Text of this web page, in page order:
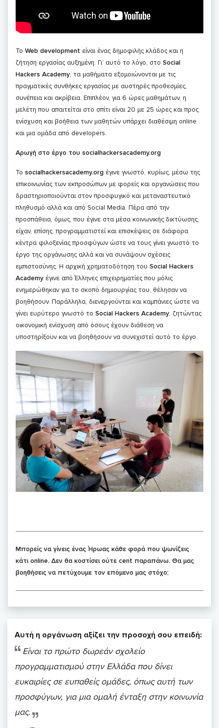
Το Web development είναι ένας δημοφιλής κλάδος και η
ζήτηση εργασίας αυξημένη. Γι’ αυτό το λόγο, στο Social
Hackers Academy, τα μαθήματα εξομοιώνονται με τις
πραγματικές συνθήκες εργασίας με αυστηρές προθεσμίες,
συνέπεια και ακρίβεια. Επιπλέον, για 6 ώρες μαθημάτων, η
μελέτη που απαιτείται στο σπίτι είναι 20 με 25 ώρες και προς
ενίσχυση και βοήθεια των μαθητών υπάρχει διαθέσιμη online
και μια ομάδα από developers.
Αρωγή στο έργο του socialhackersacademy.org
Το socialhackersacademy.org έγινε γνωστό, κυρίως, μέσω της
επικοινωνίας των εκπροσώπων με φορείς και οργανώσεις που
δραστηριοποιούνται στον προσφυγικό και μεταναστευτικό
πληθυσμό αλλά και από Social Media. Πέρα από την
προσπάθεια, όμως, που έγινε στα μέσα κοινωνικής δικτύωσης,
είχαν, επίσης, προγραμματιστεί και επισκέψεις σε διάφορα
κέντρα φιλοξενίας προσφύγων ώστε να τους γίνει γνωστό το
έργο της οργάνωσης αλλά και να συνάψουν σχέσεις
εμπιστοσύνης. Η αρχική χρηματοδότηση του Social Hackers
Academy έγινε από Έλληνες επιχειρηματίες που μόλις
ενημερώθηκαν για το σκοπό δημιουργίας του, θέλησαν να
βοηθήσουν. Παράλληλα, διενεργούνται και καμπάνιες ώστε να
γίνει ευρύτερο γνωστό το Social Hackers Academy, ζητώντας
οικονομική ενίσχυση από όσους έχουν διάθεση να
υποστηρίξουν και να βοηθήσουν να συνεχιστεί αυτό το έργο.
Μπορείς να γίνεις ένας Ήρωας κάθε φορά που ψωνίζεις
κάτι online. Δεν θα κοστίσει ούτε cent παραπάνω. Θα μας
βοηθήσεις να πετύχουμε τον επόμενο μας στόχο;
Αυτή η οργάνωση αξίζει την προσοχή σου επειδή:
Είναι το πρώτο δωρεάν σχολείο
προγραμματισμού στην Ελλάδα που δίνει
ευκαιρίες σε ευπαθείς ομάδες, όπως αυτή των
προσφύγων, για μια ομαλή ένταξη στην κοινωνία
μας.